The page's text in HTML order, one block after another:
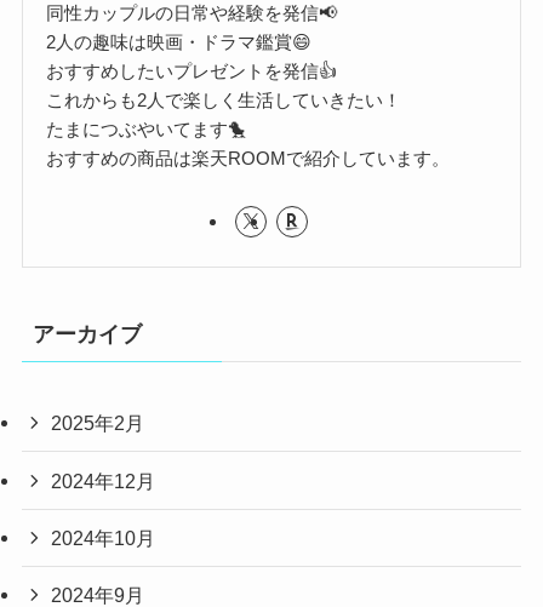
同性カップルの日常や経験を発信📢
2人の趣味は映画・ドラマ鑑賞😄
おすすめしたいプレゼントを発信👍
これからも2人で楽しく生活していきたい！
たまにつぶやいてます🐤
おすすめの商品は楽天ROOMで紹介しています。
アーカイブ
2025年2月
2024年12月
2024年10月
2024年9月